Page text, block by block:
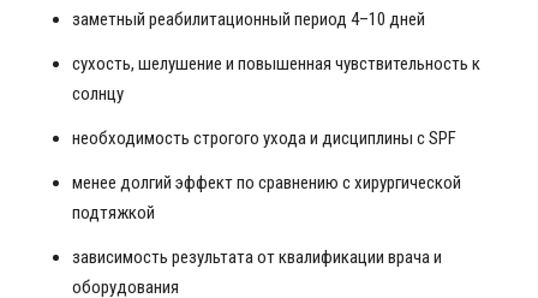
заметный реабилитационный период 4–10 дней
сухость, шелушение и повышенная чувствительность к
солнцу
необходимость строгого ухода и дисциплины с SPF
менее долгий эффект по сравнению с хирургической
подтяжкой
зависимость результата от квалификации врача и
оборудования